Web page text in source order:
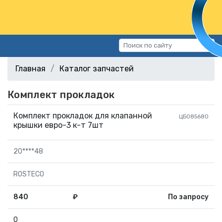
Каталог запчастей
(СХИ)
г.Волгоград, ул. Рокоссовского,
Главная Каталог запчастей
Комплект прокладок
Комплект прокладок для клапанной
крышки евро-3 к-т 7шт
ЦБ085680
20****48
ROSTECO
840 ₽ По запросу
0